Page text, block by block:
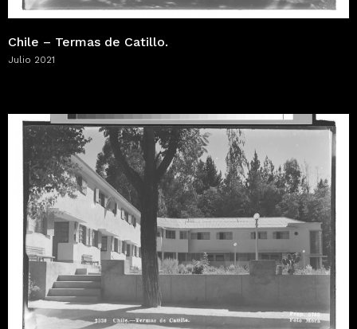
Chile – Termas de Catillo.
Julio 2021